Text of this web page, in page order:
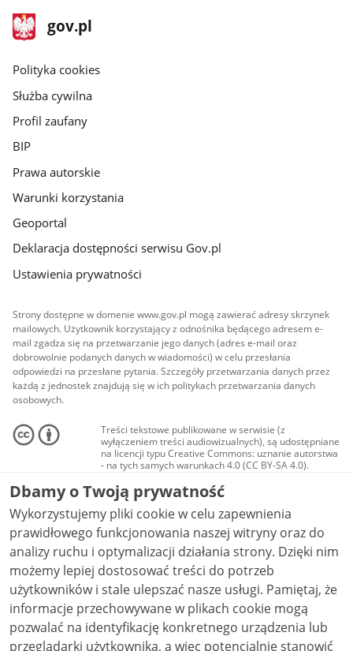
stopka
gov.pl
Strona
gov.pl
gov.pl
Polityka cookies
Służba cywilna
Profil zaufany
BIP
Prawa autorskie
Warunki korzystania
Geoportal
Deklaracja dostępności serwisu Gov.pl
Ustawienia prywatności
Strony dostępne w domenie www.gov.pl mogą zawierać adresy skrzynek
mailowych. Użytkownik korzystający z odnośnika będącego adresem e-
mail zgadza się na przetwarzanie jego danych (adres e-mail oraz
dobrowolnie podanych danych w wiadomości) w celu przesłania
odpowiedzi na przesłane pytania. Szczegóły przetwarzania danych przez
każdą z jednostek znajdują się w ich politykach przetwarzania danych
osobowych.
Treści tekstowe publikowane w serwisie (z
wyłączeniem treści audiowizualnych), są udostępniane
na licencji typu Creative Commons: uznanie autorstwa
- na tych samych warunkach 4.0 (CC BY-SA 4.0).
Materiały audiowizualne, w tym zdjęcia, materiały
audio i wideo, są udostępniane na licencji typu
Creative Commons: uznanie autorstwa użycie
niekomercyjne - bez utworów zależnych 4.0 (CC BY-
NC-ND 4.0), o ile nie jest to stwierdzone inaczej.
Dbamy o Twoją prywatność
Wykorzystujemy pliki cookie w celu zapewnienia
prawidłowego funkcjonowania naszej witryny oraz do
analizy ruchu i optymalizacji działania strony. Dzięki nim
możemy lepiej dostosować treści do potrzeb
użytkowników i stale ulepszać nasze usługi. Pamiętaj, że
informacje przechowywane w plikach cookie mogą
pozwalać na identyfikację konkretnego urządzenia lub
przeglądarki użytkownika, a więc potencjalnie stanowić